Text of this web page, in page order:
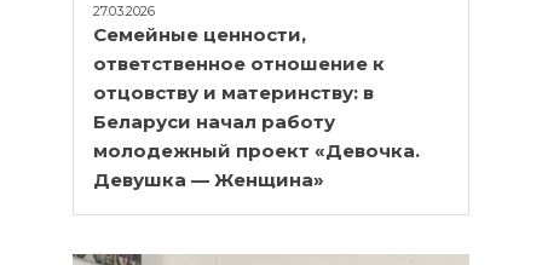
27.03.2026
Семейные ценности,
ответственное отношение к
отцовству и материнству: в
Беларуси начал работу
молодежный проект «Девочка.
Девушка — Женщина»